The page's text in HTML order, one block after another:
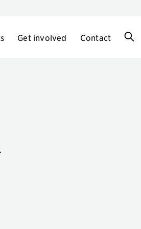
Get involved Contact